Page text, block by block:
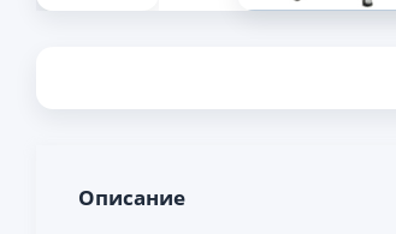
Описание